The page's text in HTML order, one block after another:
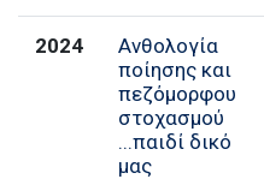
2024
Ανθολογία
ποίησης και
πεζόμορφου
στοχασμού
...παιδί δικό
μας